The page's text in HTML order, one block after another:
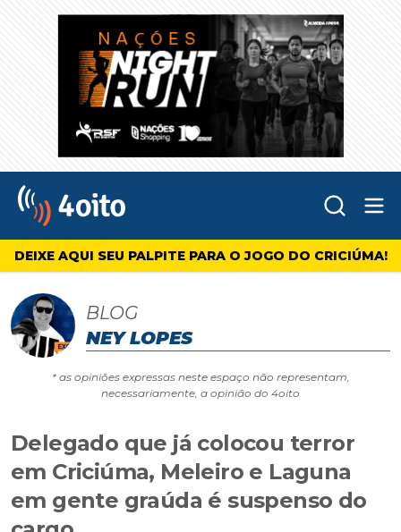
4oito
DEIXE AQUI SEU PALPITE PARA O JOGO DO CRICIÚMA!
BLOG
NEY LOPES
* as opiniões expressas neste espaço não representam,
necessariamente, a opinião do 4oito
Delegado que já colocou terror
em Criciúma, Meleiro e Laguna
em gente graúda é suspenso do